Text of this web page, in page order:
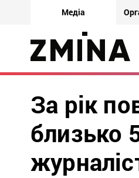
Медіа
За рік
близько